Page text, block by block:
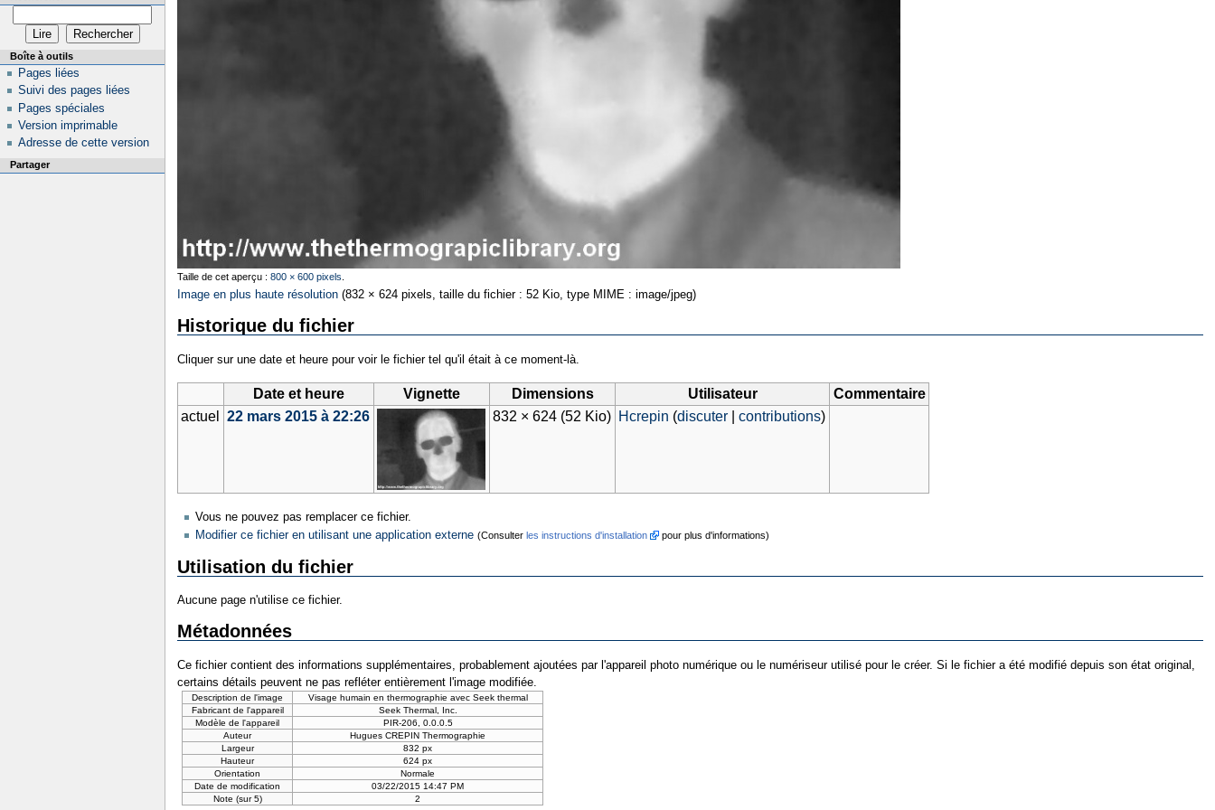
Taille de cet aperçu : 800 × 600 pixels
Image en plus haute résolution (832 × 624 pixels, taille du fichier : 52 Kio, type MIME : image/jpeg)
Historique du fichier
Cliquer sur une date et heure pour voir le fichier tel qu'il était à ce moment-là.
Date et heure Vignette Dimensions Utilisateur
Commentaire
actuel
22 mars 2015 à 22:26 832 × 624 (52 Kio) Hcrepin (discuter |contributions)
Vous ne pouvez pas remplacer ce fichier.
Modifier ce fichier en utilisant une application externe (Consulter les instructions d'installation pour plus d'informations)
Utilisation du fichier
Aucune page n'utilise ce fichier.
Métadonnées
Ce fichier contient des informations supplémentaires, probablement ajoutées par l'appareil photo numérique ou le numériseur utilisé pour le créer. Si le fichier a été modifié depuis son état original,
certains détails peuvent ne pas refléter entièrement l'image modifiée.
Description de l'image
Visage humain en thermographie avec Seek thermal
Fabricant de l'appareil
Seek Thermal, Inc.
Modèle de l'appareil
PIR-206, 0.0.0.5
Auteur
Hugues CREPIN Thermographie
Largeur
832 px
Hauteur
624 px
Orientation
Normale
Date de modification
03/22/2015 14:47 PM
Note (sur 5)
2
Boîte à outils
Pages liées
Suivi des pages liées
Pages spéciales
Version imprimable
Adresse de cette version
Partager